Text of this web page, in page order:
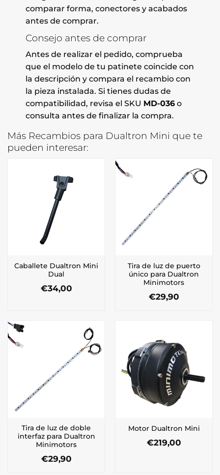
comparar forma, conectores y acabados
antes de comprar.
Consejo antes de comprar
Antes de realizar el pedido, comprueba
que el modelo de tu patinete coincide con
la descripción y compara el recambio con
la pieza instalada. Si tienes dudas de
compatibilidad, revisa el SKU MD-036o
consulta antes de finalizar la compra.
Más Recambios para Dualtron Mini que te
pueden interesar:
Caballete Dualtron Mini
Dual
€34,00
Tira de luz de puerto
único para Dualtron
Minimotors
€29,90
Tira de luz de doble
interfaz para Dualtron
Minimotors
€29,90
Motor Dualtron Mini
€219,00